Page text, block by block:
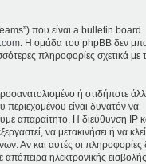
που είναι a bulletin board
. Η ομάδα του phpBB δεν
πληροφορίες σχετικά με
ή οτιδήποτε
περιεχομένου είναι δυνατόν να
απαραίτητο. Η διεύθυνση IP
να μετακινήσει ή να
Αν και αυτές οι πληροφορίες
ηλεκτρονικής